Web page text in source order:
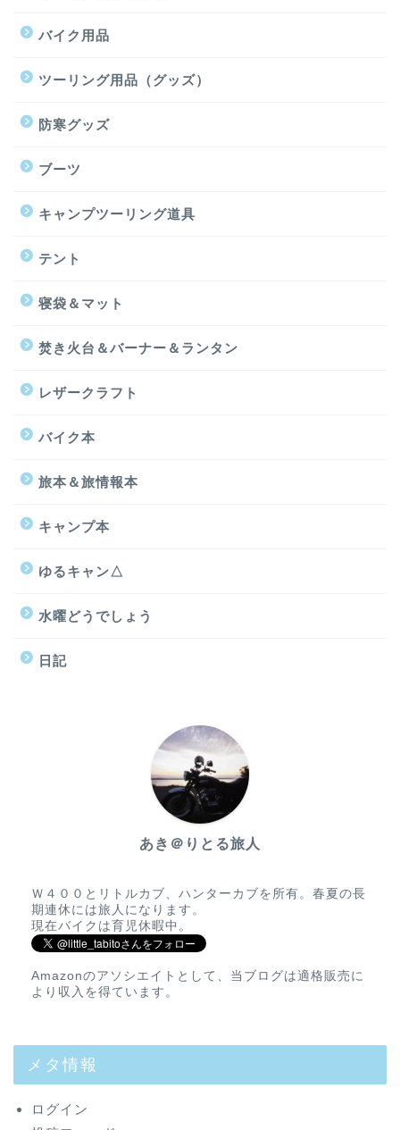
バイク用品
ツーリング用品（グッズ）
防寒グッズ
ブーツ
キャンプツーリング道具
テント
寝袋＆マット
焚き火台＆バーナー＆ランタン
レザークラフト
バイク本
旅本＆旅情報本
キャンプ本
ゆるキャン△
水曜どうでしょう
日記
あき＠りとる旅人
Ｗ４００とリトルカブ、ハンターカブを所有。春夏の長
期連休には旅人になります。
現在バイクは育児休暇中。
Amazonのアソシエイトとして、当ブログは適格販売に
より収入を得ています。
メタ情報
ログイン